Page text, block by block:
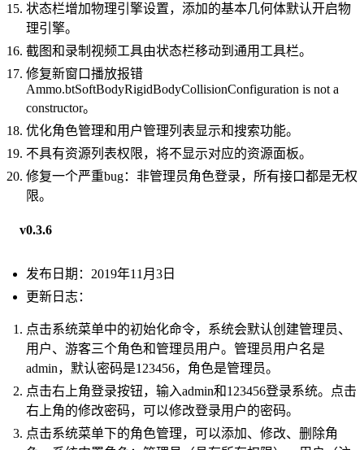
状态栏增加物理引擎设置，添加的基本几何体默认开启物
理引擎。
截图和录制视频工具由状态栏移动到通用工具栏。
修复新窗口播放报错
Ammo.btSoftBodyRigidBodyCollisionConfiguration is not a
constructor。
优化角色管理和用户管理列表显示和搜索功能。
不具有资源列表权限，将不显示对应的资源面板。
修复一个严重bug：非管理员角色登录，所有接口都是无权
限。
v0.3.6
发布日期：2019年11月3日
更新日志：
点击系统菜单中的初始化命令，系统会默认创建管理员、
用户、游客三个角色和管理员用户。管理员用户名是
admin，默认密码是123456，角色是管理员。
点击右上角登录按钮，输入admin和123456登录系统。点击
右上角的修改密码，可以修改登录用户的密码。
点击系统菜单下的角色管理，可以添加、修改、删除角